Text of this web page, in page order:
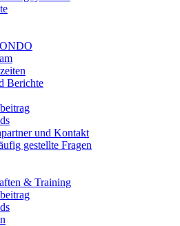
Berichte
und Kontakt
gestellte Fragen
& Training